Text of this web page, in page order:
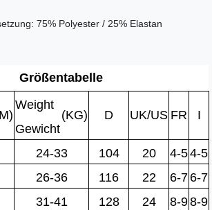
75% Polyester / 25% Elastan
Größentabelle
Weight
(KG) D UK/US FR
I
Gewicht
24-33 104 20 4-54-5
26-36 116 22 6-7 6-7
31-41 128 24 8-98-9